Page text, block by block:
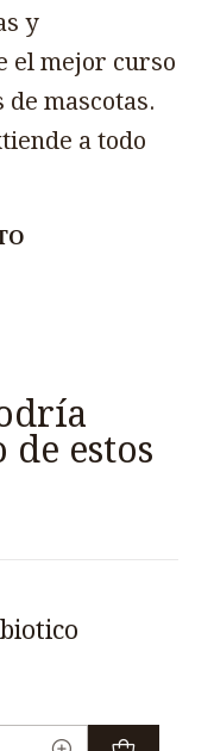
y
el mejor curso
de mascotas.
a todo
estos